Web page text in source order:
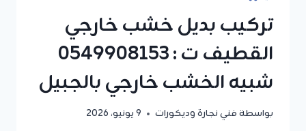
تركيب بديل خشب خارجي
القطيف ت : 0549908153
شبيه الخشب خارجي بالجبيل
بواسطةفني نجارة وديكورات 9 يونيو، 2026